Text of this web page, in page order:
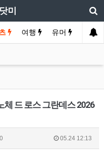
미
여행 유머
체 드 로스 그란데스 2026
05.24 12:13